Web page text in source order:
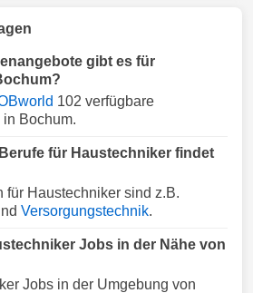
gibt es für
102 verfügbare
Bochum.
für Haustechniker findet
für Haustechniker sind z.B.
Versorgungstechnik.
Jobs in der Nähe von
Jobs in der Umgebung von